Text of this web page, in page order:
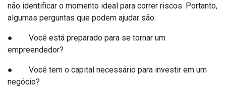
não identificar o momento ideal para correr riscos. Portanto,
algumas perguntas que podem ajudar são:
● Você está preparado para se tornar um
empreendedor?
● Você tem o capital necessário para investir em um
negócio?